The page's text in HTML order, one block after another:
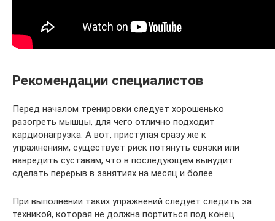
Рекомендации специалистов
Перед началом тренировки следует хорошенько
разогреть мышцы, для чего отлично подходит
кардионагрузка. А вот, приступая сразу же к
упражнениям, существует риск потянуть связки или
навредить суставам, что в последующем вынудит
сделать перерыв в занятиях на месяц и более.
При выполнении таких упражнений следует следить за
техникой, которая не должна портиться под конец